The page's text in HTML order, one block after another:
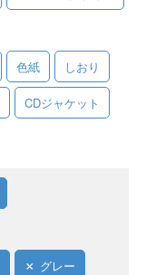
色紙 しおり
CDジャケット
グレー